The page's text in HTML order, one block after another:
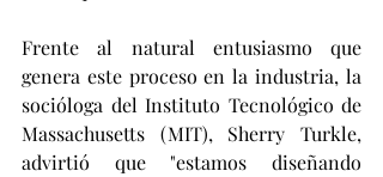
Frente al natural entusiasmo que
genera este proceso en la industria, la
socióloga del Instituto Tecnológico de
Massachusetts (MIT), Sherry Turkle,
advirtió que "estamos diseñando